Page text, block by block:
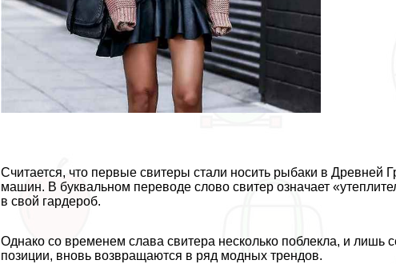
Считается, что первые свитеры стали носить рыбаки в Древней
машин. В буквальном переводе слово свитер означает
в свой гардероб.
Однако со временем слава свитера несколько поблекла, и лишь
позиции, вновь возвращаются в ряд модных трендов.